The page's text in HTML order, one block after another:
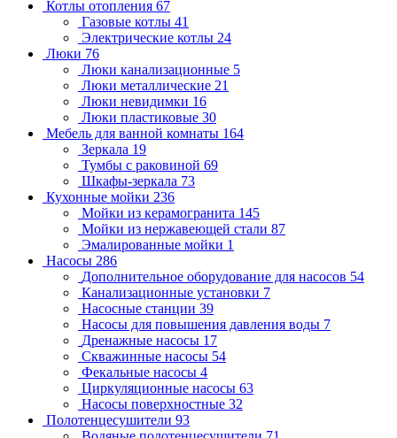
Котлы отопления 67
Газовые котлы 41
Электрические котлы 24
Люки 76
Люки канализационные 5
Люки металлические 21
Люки невидимки 16
Люки пластиковые 30
Мебель для ванной комнаты 164
Зеркала 19
Тумбы с раковиной 69
Шкафы-зеркала 73
Кухонные мойки 236
Мойки из керамогранита 145
Мойки из нержавеющей стали 87
Эмалированные мойки 1
Насосы 286
Дополнительное оборудование для насосов 54
Канализационные установки 7
Насосные станции 39
Насосы для повышения давления воды 7
Дренажные насосы 17
Скважинные насосы 54
Фекальные насосы 4
Циркуляционные насосы 63
Насосы поверхностные 32
Полотенцесушители 93